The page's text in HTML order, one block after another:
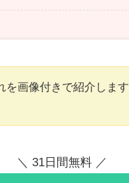
を画像付きで紹介します
＼ 31日間無料 ／